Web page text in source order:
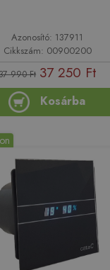
Azonosító: 137911
Cikkszám: 00900200
990 Ft 37 250 Ft
Kosárba